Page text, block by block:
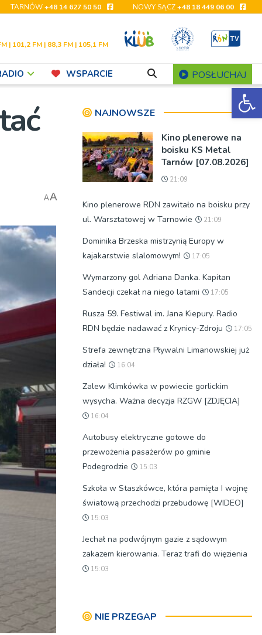
TARNÓW+48 14 627 50 50 NOWY SĄCZ+48 18 449 06 00
| 101,2 FM | 88,3 FM | 105,1 FM
WSPARCIE POSŁUCHAJ
AA
NAJNOWSZE
Kino plenerowe na
boisku KS Metal
Tarnów [07.08.2026]
21:09
Kino plenerowe RDN zawitało na boisku przy
ul. Warsztatowej w Tarnowie
21:09
Dominika Brzeska mistrzynią Europy w
kajakarstwie slalomowym!
17:05
Wymarzony gol Adriana Danka. Kapitan
Sandecji czekał na niego latami
17:05
Rusza 59. Festiwal im. Jana Kiepury. Radio
RDN będzie nadawać z Krynicy-Zdroju
17:05
Strefa zewnętrzna Pływalni Limanowskiej już
działa!
16:04
Zalew Klimkówka w powiecie gorlickim
wysycha. Ważna decyzja RZGW [ZDJĘCIA]
16:04
Autobusy elektryczne gotowe do
przewożenia pasażerów po gminie
Podegrodzie
15:03
Szkoła w Staszkówce, która pamięta I wojnę
światową przechodzi przebudowę [WIDEO]
15:03
Jechał na podwójnym gazie z sądowym
zakazem kierowania. Teraz trafi do więzienia
15:03
NIE PRZEGAP